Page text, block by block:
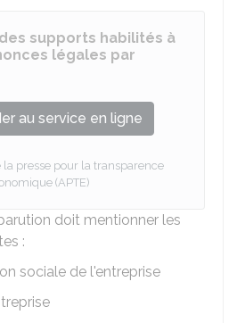
supports habilités à
légales par
au service en ligne
la presse pour la transparence
(APTE)
doit mentionner les
:
sociale de l'entreprise